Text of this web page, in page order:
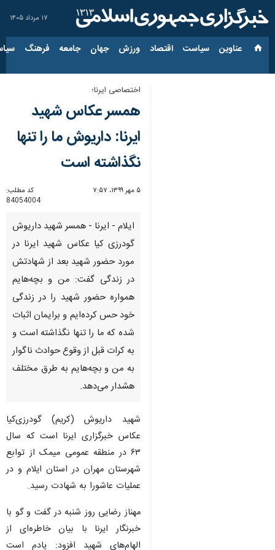
۱۷ مرداد ۱۴۰۵
عناوین‌ سیاست اقتصاد ورزش جهان جامعه فرهنگ
اختصاصی ایرنا؛
همسر عکاس شهید
ایرنا: داریوش ما را تنها
نگذاشته است
۵ مهر ۱۳۹۹، ۷:۵۷
کد مطلب:
84054004
ایلام - ایرنا - همسر شهید داریوش
گودرزی کیا عکاس شهید ایرنا در
مورد حضور شهید بعد از شهادتش
در زندگی گفت: من و بچه‌هایم
همواره حضور شهید را در زندگی
خود حس کرده‌ایم و برایمان اثبات
شده که ما را تنها نگذاشته است و
به کرات قبل از وقوع حوادث ناگوار
به من و بچه‌هایم به طرق مختلف
هشدار می‌دهد.
شهید داریوش (کریم) گودرزی‌کیا
عکاس خبرگزاری ایرنا است که سال
۶۳ در منطقه عمومی میمک از توابع
شهرستان مهران در استان ایلام و در
عملیات عاشورا به شهادت رسید.
مهناز رضایی روز شنبه در گفت و گو با
خبرنگار ایرنا با بیان خاطره‌ای از
الهام‌های شهید افزود: یادم است